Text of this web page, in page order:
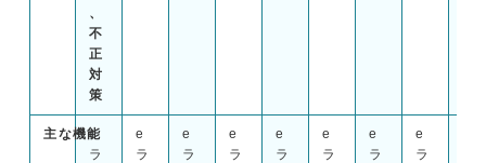
、
不
正
対
策
主な機能
e
ラ
e
ラ
e
ラ
e
ラ
e
ラ
e
ラ
e
ラ
e
ラ